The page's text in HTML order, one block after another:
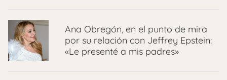
Ana Obregón, en el punto de mira
por su relación con Jeffrey Epstein:
«Le presenté a mis padres»